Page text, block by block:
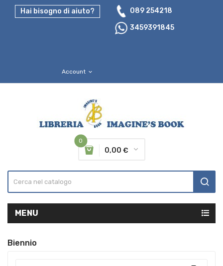
Hai bisogno di aiuto?
089 254218
3459391845
Account expand_more
0
0,00 €
MENU
Biennio